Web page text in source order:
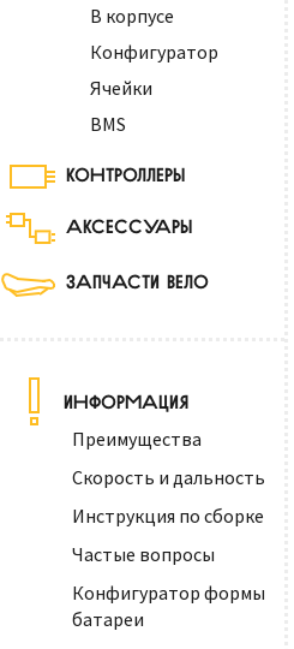
В корпусе
Конфигуратор
Ячейки
BMS
КОНТРОЛЛЕРЫ
АКСЕССУАРЫ
ЗАПЧАСТИ ВЕЛО
ИНФОРМАЦИЯ
Преимущества
Скорость и дальность
Инструкция по сборке
Частые вопросы
Конфигуратор формы
батареи